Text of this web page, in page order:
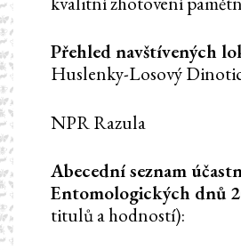
Přehled navštívených
Huslenky-Losový
NPR Razula
Abecední seznam
Entomologických dnů
titulů a hodností):